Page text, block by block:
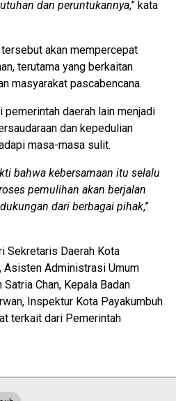
dan peruntukannya,” kata
tersebut akan mempercepat
terutama yang berkaitan
masyarakat pascabencana.
pemerintah daerah lain menjadi
dan kepedulian
masa-masa sulit.
bahwa kebersamaan itu selalu
pemulihan akan berjalan
dari berbagai pihak,”
Sekretaris Daerah Kota
Asisten Administrasi Umum
Chan, Kepala Badan
Inspektur Kota Payakumbuh
terkait dari Pemerintah